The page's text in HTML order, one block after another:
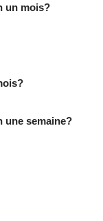
un mois?
une semaine?